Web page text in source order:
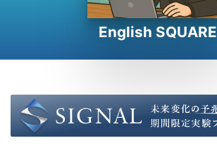
English SQUARE